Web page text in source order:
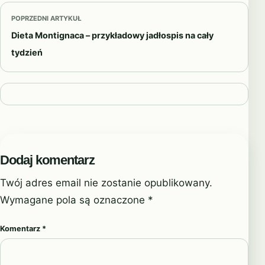
POPRZEDNI ARTYKUŁ
Dieta Montignaca – przykładowy jadłospis na cały
tydzień
Dodaj komentarz
Twój adres email nie zostanie opublikowany.
Wymagane pola są oznaczone *
Komentarz *